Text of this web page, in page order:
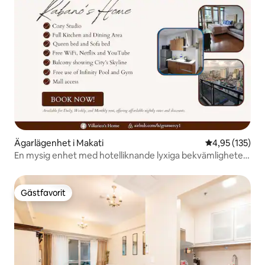
Ägarlägenhet i Makati 4,95 av 5 i
4,95 (135)
En mysig enhet med hotelliknande lyxiga bekvämligheter
Gästfavorit
Gästfavorit